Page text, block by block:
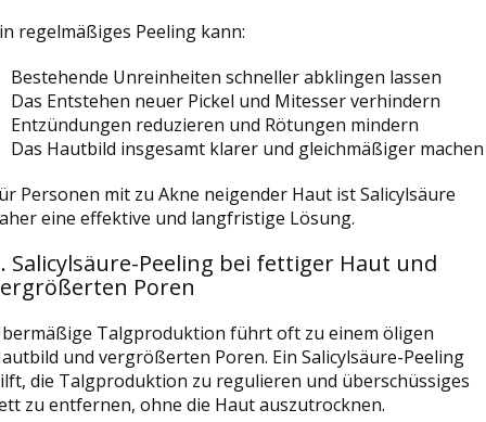
regelmäßiges Peeling kann:
Bestehende Unreinheiten schneller abklingen lassen
Das Entstehen neuer Pickel und Mitesser verhindern
Entzündungen reduzieren und Rötungen mindern
Das Hautbild insgesamt klarer und gleichmäßiger machen
Personen mit zu Akne neigender Haut ist Salicylsäure
eine effektive und langfristige Lösung.
Salicylsäure-Peeling bei fettiger Haut und
Poren
Talgproduktion führt oft zu einem öligen
und vergrößerten Poren. Ein Salicylsäure-Peeling
die Talgproduktion zu regulieren und überschüssiges
zu entfernen, ohne die Haut auszutrocknen.